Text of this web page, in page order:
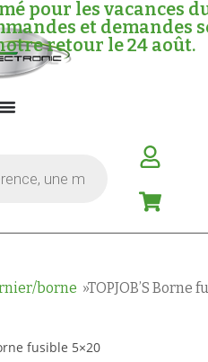
pour les vacances
et demandes
retour le 24 août.
borne TOPJOB’S Borne